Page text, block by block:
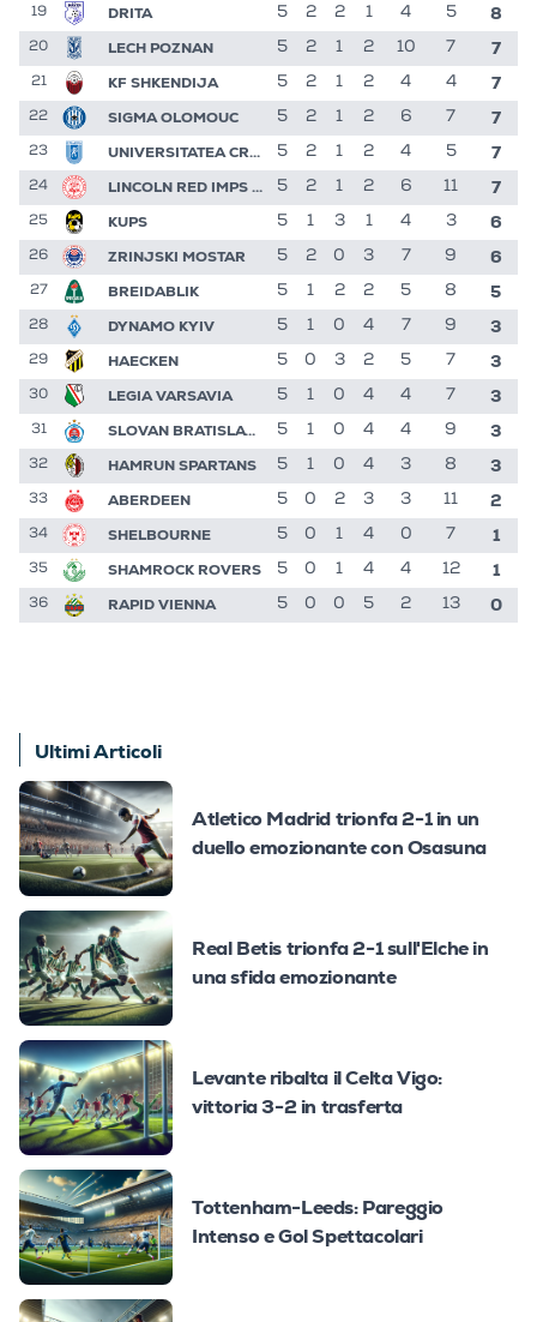
19 DRITA 5 2 2 1 4 5 8
20 LECH POZNAN 5 2 1 2 10 7 7
21 KF SHKENDIJA 5 2 1 2 4 4 7
22 SIGMA OLOMOUC 5 2 1 2 6 7 7
23 UNIVERSITATEA CRAIOVA 5 2 1 2 4 5 7
24 LINCOLN RED IMPS FC 5 2 1 2 6 11 7
25 KUPS 5 1 3 1 4 3 6
26 ZRINJSKI MOSTAR 5 2 0 3 7 9 6
27 BREIDABLIK 5 1 2 2 5 8 5
28 DYNAMO KYIV 5 1 0 4 7 9 3
29 HAECKEN 5 0 3 2 5 7 3
30 LEGIA VARSAVIA 5 1 0 4 4 7 3
31 SLOVAN BRATISLAVA 5 1 0 4 4 9 3
32 HAMRUN SPARTANS 5 1 0 4 3 8 3
33 ABERDEEN 5 0 2 3 3 11 2
34 SHELBOURNE 5 0 1 4 0 7 1
35 SHAMROCK ROVERS 5 0 1 4 4 12 1
36 RAPID VIENNA 5 0 0 5 2 13 0
Ultimi Articoli
Atletico Madrid trionfa 2-1 in un
duello emozionante con Osasuna
Real Betis trionfa 2-1 sull'Elche in
una sfida emozionante
Levante ribalta il Celta Vigo:
vittoria 3-2 in trasferta
Tottenham-Leeds: Pareggio
Intenso e Gol Spettacolari